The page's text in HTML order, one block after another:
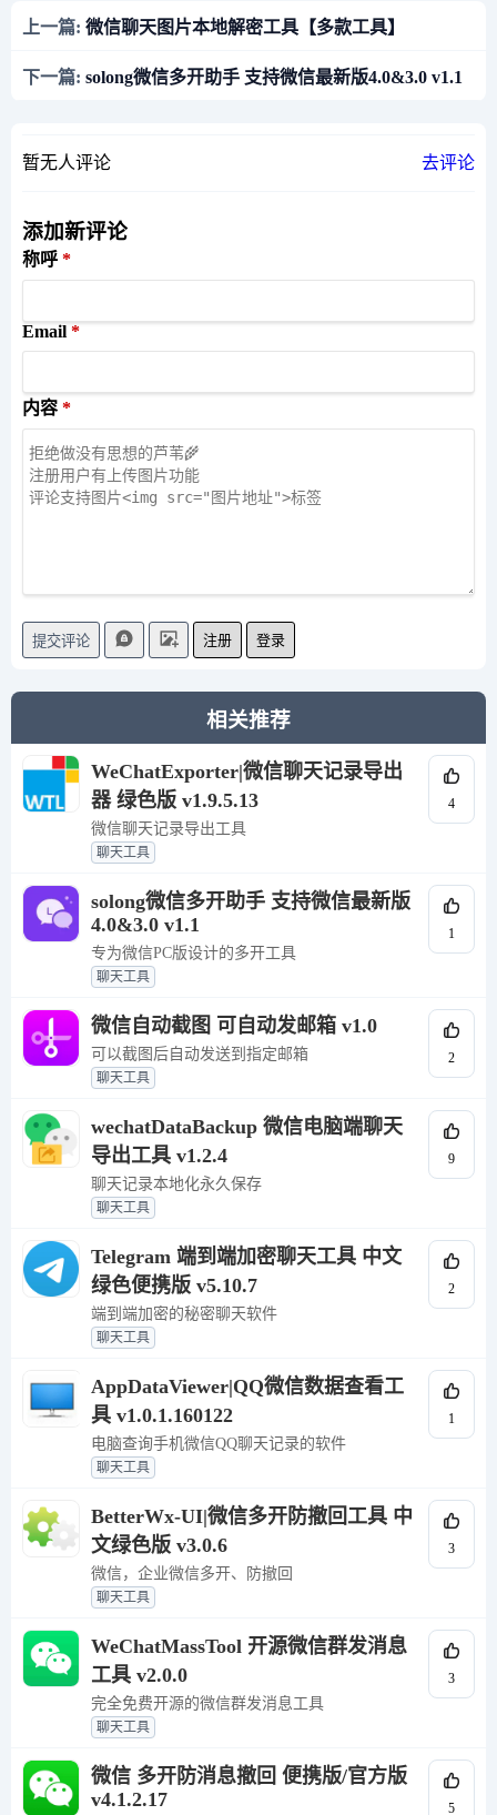
上一篇: 微信聊天图片本地解密工具【多款工具】
下一篇: solong微信多开助手 支持微信最新版4.0&3.0 v1.1
暂无人评论 去评论
添加新评论
称呼
Email
内容
提交评论 注册 登录
相关推荐
WeChatExporter|微信聊天记录导出
器 绿色版 v1.9.5.13
微信聊天记录导出工具
聊天工具
4
solong微信多开助手 支持微信最新版
4.0&3.0 v1.1
专为微信PC版设计的多开工具
聊天工具
1
微信自动截图 可自动发邮箱 v1.0
可以截图后自动发送到指定邮箱
聊天工具
2
wechatDataBackup 微信电脑端聊天
导出工具 v1.2.4
聊天记录本地化永久保存
聊天工具
9
Telegram 端到端加密聊天工具 中文
绿色便携版 v5.10.7
端到端加密的秘密聊天软件
聊天工具
2
AppDataViewer|QQ微信数据查看工
具 v1.0.1.160122
电脑查询手机微信QQ聊天记录的软件
聊天工具
1
BetterWx-UI|微信多开防撤回工具 中
文绿色版 v3.0.6
微信，企业微信多开、防撤回
聊天工具
3
WeChatMassTool 开源微信群发消息
工具 v2.0.0
完全免费开源的微信群发消息工具
聊天工具
3
微信 多开防消息撤回 便携版/官方版
v4.1.2.17
5